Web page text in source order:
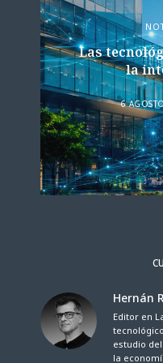
Las
la
6
Hernán
Editor en
estudio
la